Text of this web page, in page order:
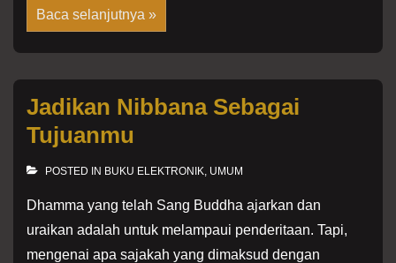
Riwayat
Agung
Para
Buddha
ke-
Baca selanjutnya »
Jadikan Nibbana Sebagai
Tujuanmu
POSTED IN BUKU ELEKTRONIK, UMUM
Dhamma yang telah Sang Buddha ajarkan dan
uraikan adalah untuk melampaui penderitaan. Tapi,
mengenai apa sajakah yang dimaksud dengan